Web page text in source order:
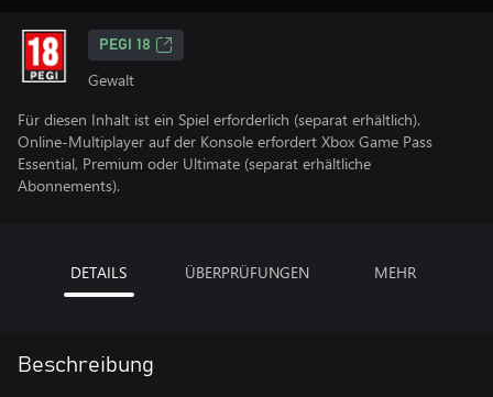
PEGI 18
Gewalt
Für diesen Inhalt ist ein Spiel erforderlich (separat erhältlich).
Online-Multiplayer auf der Konsole erfordert Xbox Game Pass
Essential, Premium oder Ultimate (separat erhältliche
Abonnements).
DETAILS ÜBERPRÜFUNGEN MEHR
Beschreibung